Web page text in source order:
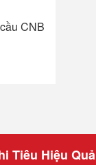
CNB
Tiêu Hiệu Quả